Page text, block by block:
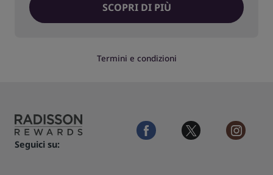
SCOPRI DI PIÙ
Termini e condizioni
Seguici su:
facebook twitter